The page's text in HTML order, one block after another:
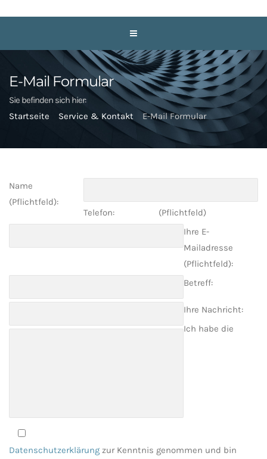
E-Mail Formular
Sie befinden sich hier:
Startseite
Service & Kontakt E-Mail Formular
Name
(Pflichtfeld):
Telefon:
Ihre E-
Mailadresse
(Pflichtfeld):
Betreff:
Ihre Nachricht:
(Pflichtfeld)
Ich habe die
Datenschutzerklärung zur Kenntnis genommen und bin